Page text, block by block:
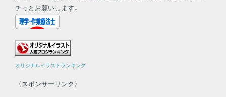
チっとお願いします↓
オリジナルイラストランキング
〈スポンサーリンク〉